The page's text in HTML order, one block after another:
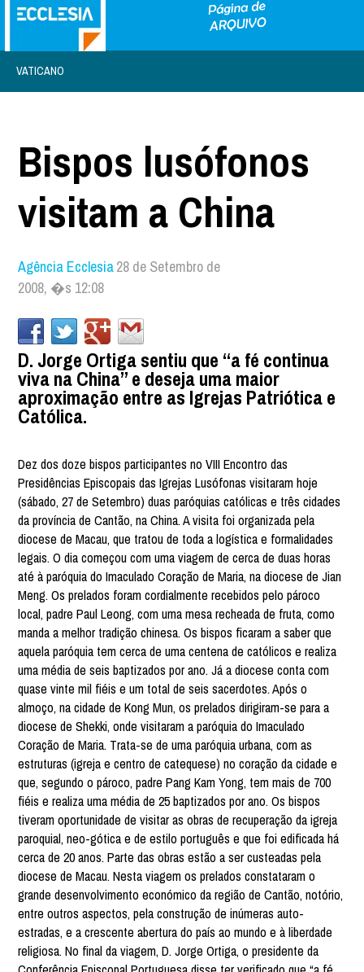
VATICANO
Bispos lusófonos
visitam a China
Agência Ecclesia28 de Setembro de
2008, �s 12:08
D. Jorge Ortiga sentiu que “a fé continua
viva na China” e deseja uma maior
aproximação entre as Igrejas Patriótica e
Católica.
Dez dos doze bispos participantes no VIII Encontro das
Presidências Episcopais das Igrejas Lusófonas visitaram hoje
(sábado, 27 de Setembro) duas paróquias católicas e três cidades
da província de Cantão, na China. A visita foi organizada pela
diocese de Macau, que tratou de toda a logística e formalidades
legais. O dia começou com uma viagem de cerca de duas horas
até à paróquia do Imaculado Coração de Maria, na diocese de Jian
Meng. Os prelados foram cordialmente recebidos pelo pároco
local, padre Paul Leong, com uma mesa recheada de fruta, como
manda a melhor tradição chinesa. Os bispos ficaram a saber que
aquela paróquia tem cerca de uma centena de católicos e realiza
uma média de seis baptizados por ano. Já a diocese conta com
quase vinte mil fiéis e um total de seis sacerdotes. Após o
almoço, na cidade de Kong Mun, os prelados dirigiram-se para a
diocese de Shekki, onde visitaram a paróquia do Imaculado
Coração de Maria. Trata-se de uma paróquia urbana, com as
estruturas (igreja e centro de catequese) no coração da cidade e
que, segundo o pároco, padre Pang Kam Yong, tem mais de 700
fiéis e realiza uma média de 25 baptizados por ano. Os bispos
tiveram oportunidade de visitar as obras de recuperação da igreja
paroquial, neo-gótica e de estilo português e que foi edificada há
cerca de 20 anos. Parte das obras estão a ser custeadas pela
diocese de Macau. Nesta viagem os prelados constataram o
grande desenvolvimento económico da região de Cantão, notório,
entre outros aspectos, pela construção de inúmeras auto-
estradas, e a crescente abertura do país ao mundo e à liberdade
religiosa. No final da viagem, D. Jorge Ortiga, o presidente da